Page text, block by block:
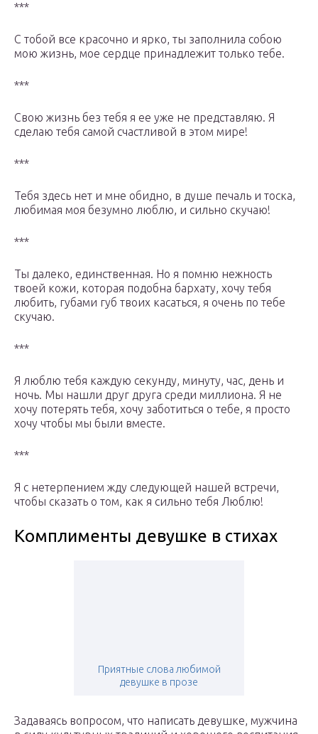
***
С тобой все красочно и ярко, ты заполнила собою
мою жизнь, мое сердце принадлежит только тебе.
***
Свою жизнь без тебя я ее уже не представляю. Я
сделаю тебя самой счастливой в этом мире!
***
Тебя здесь нет и мне обидно, в душе печаль и тоска,
любимая моя безумно люблю, и сильно скучаю!
***
Ты далеко, единственная. Но я помню нежность
твоей кожи, которая подобна бархату, хочу тебя
любить, губами губ твоих касаться, я очень по тебе
скучаю.
***
Я люблю тебя каждую секунду, минуту, час, день и
ночь. Мы нашли друг друга среди миллиона. Я не
хочу потерять тебя, хочу заботиться о тебе, я просто
хочу чтобы мы были вместе.
***
Я с нетерпением жду следующей нашей встречи,
чтобы сказать о том, как я сильно тебя Люблю!
Комплименты девушке в стихах
Приятные слова любимой
девушке в прозе
Задаваясь вопросом, что написать девушке, мужчина